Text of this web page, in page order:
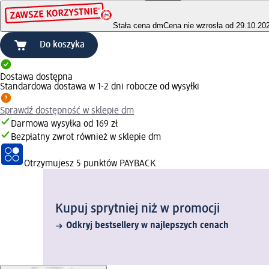
Stała cena dmCena nie wzrosła od
Do koszyka
Dostawa dostępna
Standardowa dostawa w 1-2 dni robocze od wysyłki
Sprawdź dostępność w sklepie dm
Darmowa wysyłka od 169 zł
Bezpłatny zwrot również w sklepie dm
Otrzymujesz 5 punktów PAYBACK
Kupuj sprytniej niż w promocji
Odkryj bestsellery w najlepszych cenach